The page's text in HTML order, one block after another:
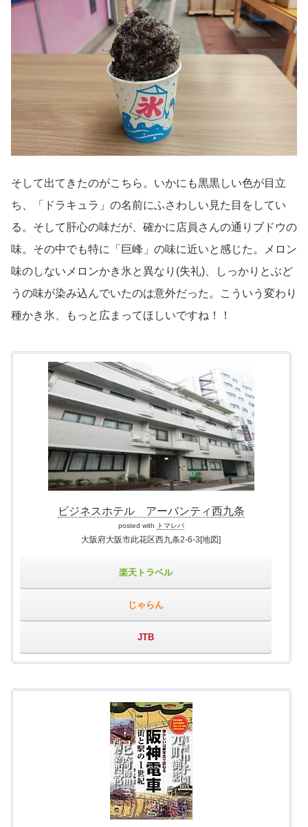
そして出てきたのがこちら。いかにも黒黒しい色が目立
ち、「ドラキュラ」の名前にふさわしい見た目をしてい
る。そして肝心の味だが、確かに店員さんの通りブドウの
味。その中でも特に「巨峰」の味に近いと感じた。メロン
味のしないメロンかき氷と異なり(失礼)、しっかりとぶど
うの味が染み込んでいたのは意外だった。こういう変わり
種かき氷、もっと広まってほしいですね！！
ビジネスホテル アーバンティ西九条
posted with トマレバ
大阪府大阪市此花区西九条2-6-3 [地図]
楽天トラベル
じゃらん
JTB